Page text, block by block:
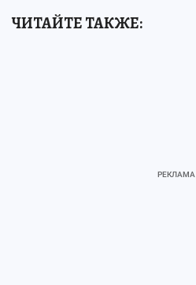
ЧИТАЙТЕ ТАКЖЕ: